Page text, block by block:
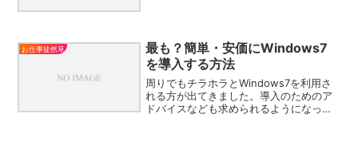
がね～）・テレビには...
お仕事徒然草
最も？簡単・安価にWindows7
を導入する方法
周りでもチラホラとWindows7を利用さ
れる方が出てきました。導入のためのア
ドバイスなども求められるようになって